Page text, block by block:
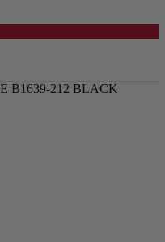
B1639-212 BLACK